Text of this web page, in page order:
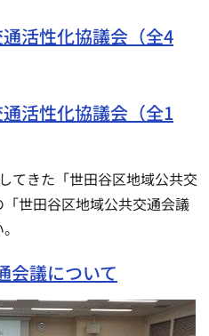
活性化協議会（全4
活性化協議会（全1
てきた「世田谷区地域公共交
世田谷区地域公共交通会議
会議について